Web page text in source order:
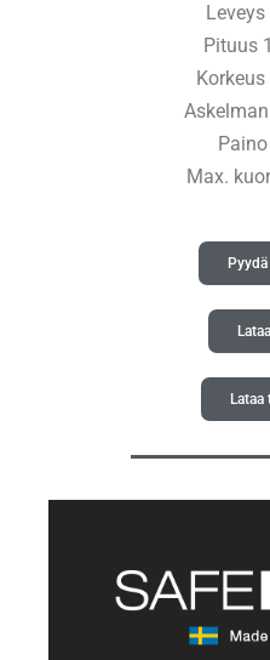
Pituus
Max.